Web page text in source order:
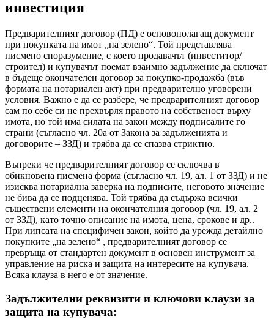
инвестиция
Предварителният договор (ПД) е основополагащ документ
при покупката на имот „на зелено“. Той представлява
писмено споразумение, с което продавачът (инвеститор/
строител) и купувачът поемат взаимно задължение да сключат
в бъдеще окончателен договор за покупко-продажба (във
формата на нотариален акт) при предварително уговорени
условия. Важно е да се разбере, че предварителният договор
сам по себе си не прехвърля правото на собственост върху
имота, но той има силата на закон между подписалите го
страни (съгласно чл. 20а от Закона за задълженията и
договорите – ЗЗД) и трябва да се спазва стриктно.
Въпреки че предварителният договор се сключва в
обикновена писмена форма (съгласно чл. 19, ал. 1 от ЗЗД) и не
изисква нотариална заверка на подписите, неговото значение
не бива да се подценява. Той трябва да съдържа всички
съществени елементи на окончателния договор (чл. 19, ал. 2
от ЗЗД), като точно описание на имота, цена, срокове и др..
При липсата на специфичен закон, който да урежда детайлно
покупките „на зелено“ , предварителният договор се
превръща от стандартен документ в основен инструмент за
управление на риска и защита на интересите на купувача.
Всяка клауза в него е от значение.
Задължителни реквизити и ключови клаузи за
защита на купувача: